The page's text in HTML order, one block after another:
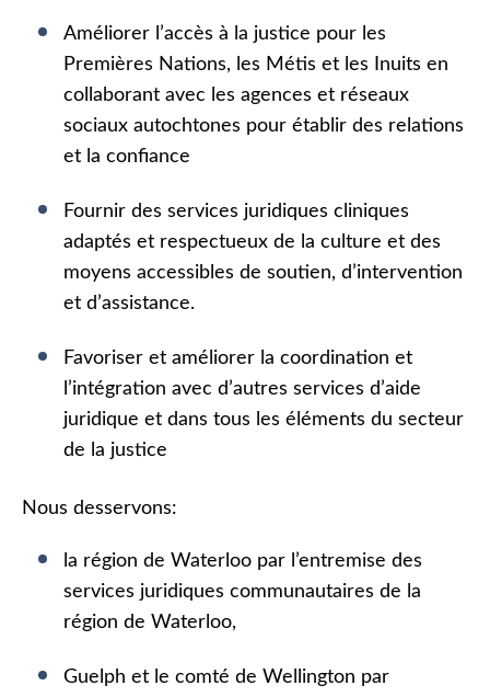
Améliorer l’accès à la justice pour les
Premières Nations, les Métis et les Inuits en
collaborant avec les agences et réseaux
sociaux autochtones pour établir des relations
et la confiance
Fournir des services juridiques cliniques
adaptés et respectueux de la culture et des
moyens accessibles de soutien, d’intervention
et d’assistance.
Favoriser et améliorer la coordination et
l’intégration avec d’autres services d’aide
juridique et dans tous les éléments du secteur
de la justice
Nous desservons:
la région de Waterloo par l’entremise des
services juridiques communautaires de la
région de Waterloo,
Guelph et le comté de Wellington par